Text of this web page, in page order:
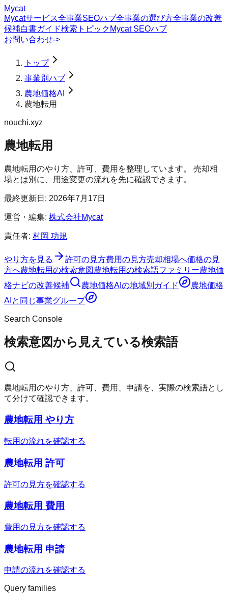
Mycat
Mycatサービス全事業SEOハブ全事業の選び方全事業の改善
候補白書ガイド検索トピック Mycat SEOハブ
お問い合わせ->
トップ
事業別ハブ
農地価格AI
農地転用
nouchi.xyz
農地転用
農地転用のやり方、許可、費用を整理しています。 売却相
場とは別に、用途変更の流れを先に確認できます。
最終更新日: 2026年7月17日
運営・編集: 株式会社Mycat
責任者: 村岡 功規
やり方を見る 許可の見方費用の見方売却相場へ価格の見
方へ農地転用の検索意図 農地転用の検索語ファミリー農地価
格ナビの改善候補
農地価格AI の地域別ガイド
農地価格
AI と同じ事業グループ
Search Console
検索意図から見えている検索語
農地転用のやり方、許可、費用、申請を、実際の検索語とし
て分けて確認できます。
農地転用 やり方
転用の流れを確認する
農地転用 許可
許可の見方を確認する
農地転用 費用
費用の見方を確認する
農地転用 申請
申請の流れを確認する
Query families